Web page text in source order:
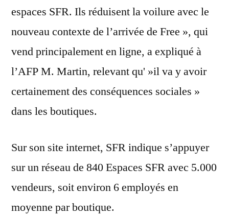
espaces SFR. Ils réduisent la voilure avec le
nouveau contexte de l’arrivée de Free », qui
vend principalement en ligne, a expliqué à
l’AFP M. Martin, relevant qu' »il va y avoir
certainement des conséquences sociales »
dans les boutiques.
Sur son site internet, SFR indique s’appuyer
sur un réseau de 840 Espaces SFR avec 5.000
vendeurs, soit environ 6 employés en
moyenne par boutique.